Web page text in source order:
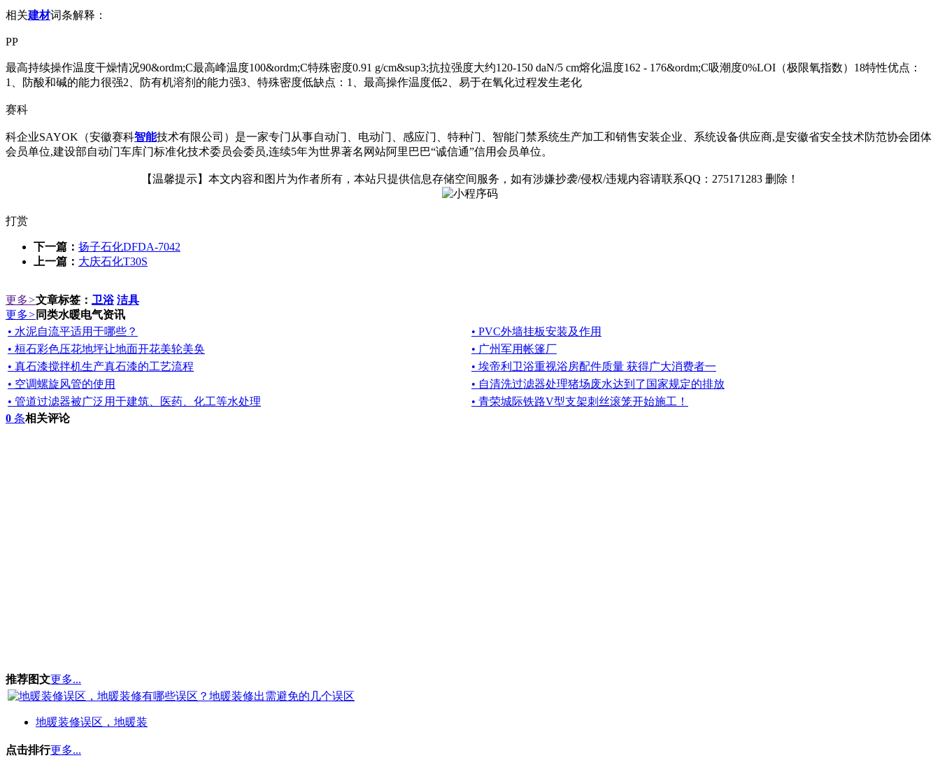
相关建材词条解释：
PP
最高持续操作温度干燥情况90&ordm;C最高峰温度100&ordm;C特殊密度0.91 g/cm&sup3;抗拉强度大约120-150 daN/5 cm熔化温度162 - 176&ordm;C吸潮度0%LOI（极限氧指数）18特性优点：
1、防酸和碱的能力很强2、防有机溶剂的能力强3、特殊密度低缺点：1、最高操作温度低2、易于在氧化过程发生老化
赛科
科企业SAYOK（安徽赛科智能技术有限公司）是一家专门从事自动门、电动门、感应门、特种门、智能门禁系统生产加工和销售安装企业、系统设备供应商,是安徽省安全技术防范协会团体
会员单位,建设部自动门车库门标准化技术委员会委员,连续5年为世界著名网站阿里巴巴“诚信通”信用会员单位。
【温馨提示】本文内容和图片为作者所有，本站只提供信息存储空间服务，如有涉嫌抄袭/侵权/违规内容请联系QQ：275171283 删除！
打赏
下一篇： 扬子石化DFDA-7042
上一篇： 大庆石化T30S
更多>文章标签： 卫浴 洁具
更多> 同类水暖电气资讯
• 水泥自流平适用于哪些？
• PVC外墙挂板安装及作用
• 桓石彩色压花地坪让地面开花美轮美奂
• 广州军用帐篷厂
• 真石漆搅拌机生产真石漆的工艺流程
• 埃帝利卫浴重视浴房配件质量 获得广大消费者一
• 空调螺旋风管的使用
• 自清洗过滤器处理猪场废水达到了国家规定的排放
• 管道过滤器被广泛用于建筑、医药、化工等水处理
• 青荣城际铁路V型支架刺丝滚笼开始施工！
0 条相关评论
推荐图文更多...
地暖装修误区，地暖装
点击排行更多...